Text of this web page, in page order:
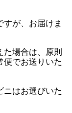
が、お届けま
た場合は、原則
便でお送りいた
ニはお選びいた